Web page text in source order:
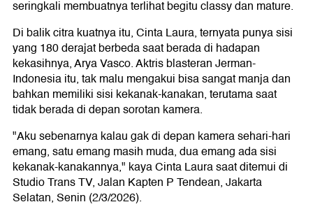
seringkali membuatnya terlihat begitu classy dan mature.
Di balik citra kuatnya itu, Cinta Laura, ternyata punya sisi
yang 180 derajat berbeda saat berada di hadapan
kekasihnya, Arya Vasco. Aktris blasteran Jerman-
Indonesia itu, tak malu mengakui bisa sangat manja dan
bahkan memiliki sisi kekanak-kanakan, terutama saat
tidak berada di depan sorotan kamera.
"Aku sebenarnya kalau gak di depan kamera sehari-hari
emang, satu emang masih muda, dua emang ada sisi
kekanak-kanakannya," kaya Cinta Laura saat ditemui di
Studio Trans TV, Jalan Kapten P Tendean, Jakarta
Selatan, Senin (2/3/2026).